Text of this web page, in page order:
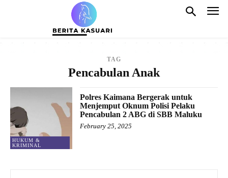
TAG
Pencabulan Anak
HUKUM &
KRIMINAL
Polres Kaimana Bergerak untuk
Menjemput Oknum Polisi Pelaku
Pencabulan 2 ABG di SBB Maluku
February 25, 2025